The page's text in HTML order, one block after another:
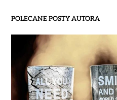
POLECANE POSTY AUTORA